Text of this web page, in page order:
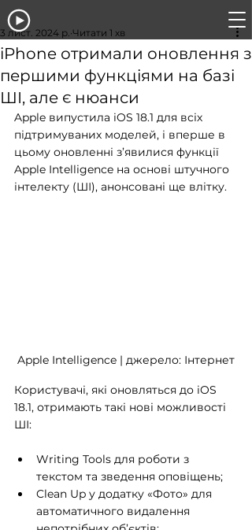
iPhone отримали оновлення з
першими функціями на базі
ШІ, але є нюанси
3 лист. 2024 р. Читати 1 хв
Apple випустила iOS 18.1 для всіх
підтримуваних моделей, і вперше в
цьому оновленні з’явилися функції
Apple Intelligence на основі штучного
інтелекту (ШІ), анонсовані ще влітку.
Apple Intelligence | джерело: Інтернет
Користувачі, які оновляться до iOS
18.1, отримають такі нові можливості
ШІ:
Writing Tools для роботи з
текстом та зведення оповіщень;
Clean Up у додатку «Фото» для
автоматичного видалення